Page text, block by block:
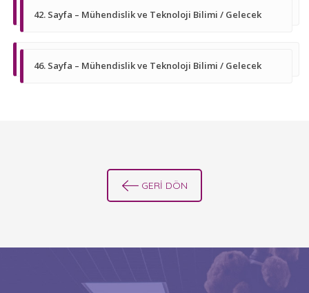
42. Sayfa – Mühendislik ve Teknoloji Bilimi / Gelecek
46. Sayfa – Mühendislik ve Teknoloji Bilimi / Gelecek
GERİ DÖN